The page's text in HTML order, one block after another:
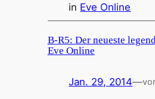
in Eve Online
B-R5: Der neueste
Eve Online
Jan. 29, 2014—